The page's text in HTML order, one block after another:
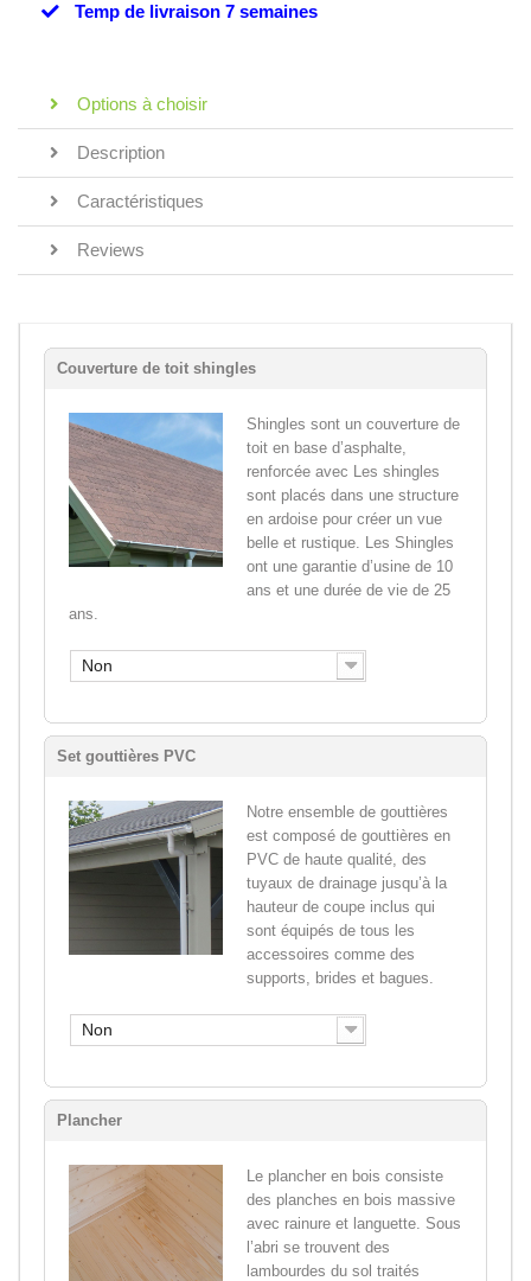
Temp de livraison 7 semaines
Options à choisir
Description
Caractéristiques
Reviews
Couverture de toit shingles
Shingles sont un couverture de
toit en base d’asphalte,
renforcée avec Les shingles
sont placés dans une structure
en ardoise pour créer un vue
belle et rustique. Les Shingles
ont une garantie d’usine de 10
ans et une durée de vie de 25
ans.
Non
Set gouttières PVC
Notre ensemble de gouttières
est composé de gouttières en
PVC de haute qualité, des
tuyaux de drainage jusqu’à la
hauteur de coupe inclus qui
sont équipés de tous les
accessoires comme des
supports, brides et bagues.
Non
Plancher
Le plancher en bois consiste
des planches en bois massive
avec rainure et languette. Sous
l’abri se trouvent des
lambourdes du sol traités